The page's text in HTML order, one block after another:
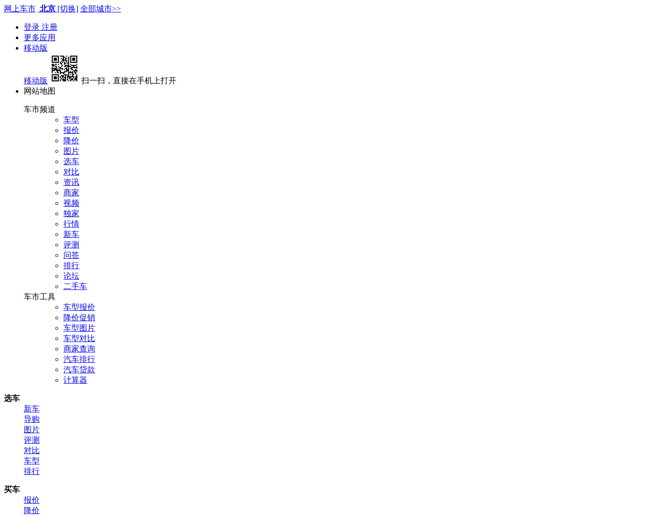
网上车市 北京 [切换] 全部城市>>
登录 注册
更多应用
移动版
移动版
扫一扫，直接在手机上打开
网站地图
车市频道
车型
报价
降价
图片
选车
对比
资讯
商家
视频
独家
行情
新车
评测
问答
排行
论坛
二手车
车市工具
车型报价
降价促销
车型图片
车型对比
商家查询
汽车排行
汽车贷款
计算器
选车
新车
导购
图片
评测
对比
车型
排行
买车
报价
降价